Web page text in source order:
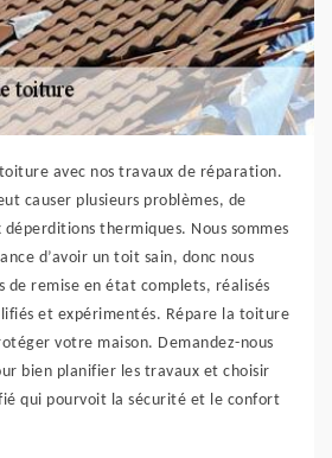
avec nos travaux de réparation.
causer plusieurs problèmes, de
thermiques. Nous sommes
d’avoir un toit sain, donc nous
de remise en état complets, réalisés
et expérimentés. Répare la toiture
votre maison. Demandez-nous
bien planifier les travaux et choisir
qui pourvoit la sécurité et le confort